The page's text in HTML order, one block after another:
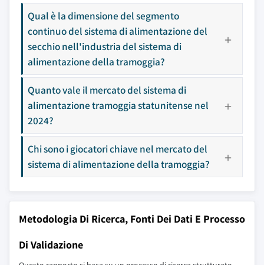
Qual è la dimensione del segmento
continuo del sistema di alimentazione del
secchio nell'industria del sistema di
alimentazione della tramoggia?
Quanto vale il mercato del sistema di
alimentazione tramoggia statunitense nel
2024?
Chi sono i giocatori chiave nel mercato del
sistema di alimentazione della tramoggia?
Metodologia Di Ricerca, Fonti Dei Dati E Processo
Di Validazione